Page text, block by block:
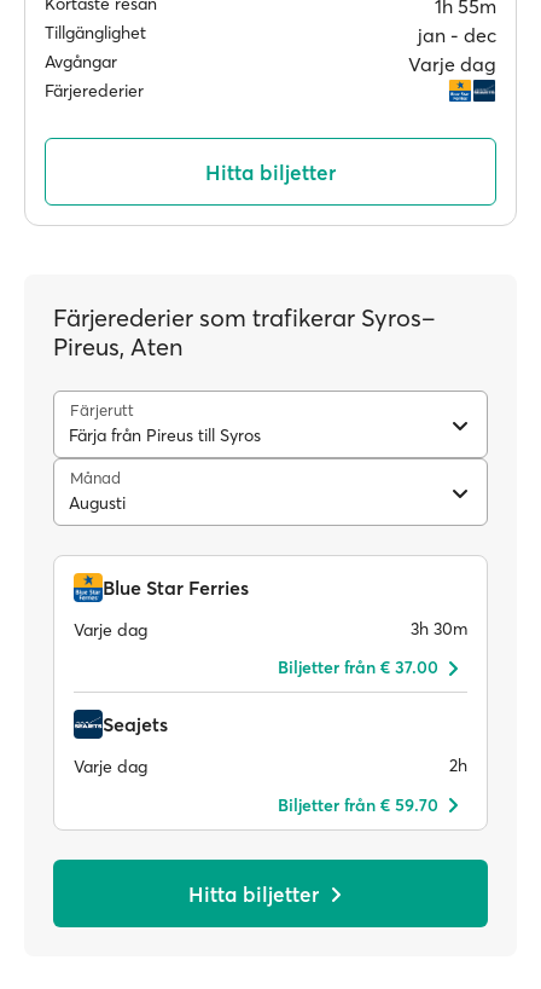
1h 55m
Tillgänglighet jan ‐ dec
Avgångar Varje dag
Färjerederier
Hitta biljetter
Färjerederier som trafikerar Syros–
Pireus, Aten
Färjerutt
Färja från Pireus till Syros
Månad
Augusti
Blue Star Ferries
Varje dag
3h 30m
Biljetter från € 37.00
Seajets
Varje dag
2h
Biljetter från € 59.70
Hitta biljetter